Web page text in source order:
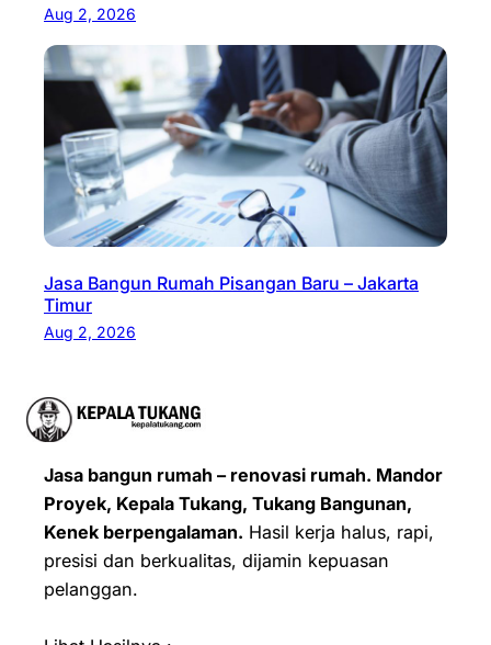
Aug 2, 2026
Jasa Bangun Rumah Pisangan Baru – Jakarta
Timur
Aug 2, 2026
Jasa bangun rumah – renovasi rumah. Mandor
Proyek, Kepala Tukang, Tukang Bangunan,
Kenek berpengalaman. Hasil kerja halus, rapi,
presisi dan berkualitas, dijamin kepuasan
pelanggan.